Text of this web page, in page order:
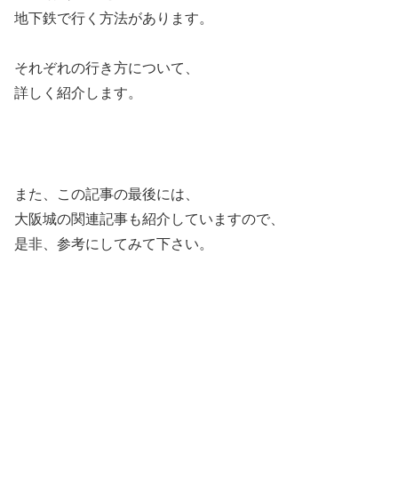
地下鉄で行く方法があります。
それぞれの行き方について、
詳しく紹介します。
また、この記事の最後には、
大阪城の関連記事も紹介していますので、
是非、参考にしてみて下さい。